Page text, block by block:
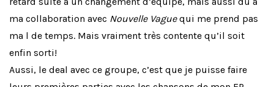
ma collaboration avec Nouvelle Vaguequi me prend pas
ma l de temps. Mais vraiment très contente qu’il soit
enfin sorti!
Aussi, le deal avec ce groupe, c’est que je puisse faire